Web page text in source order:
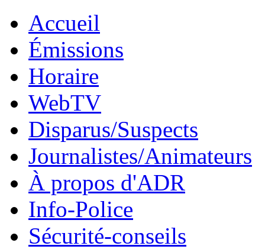
Accueil
Émissions
Horaire
WebTV
Disparus/Suspects
Journalistes/Animateurs
À propos d'ADR
Info-Police
Sécurité-conseils